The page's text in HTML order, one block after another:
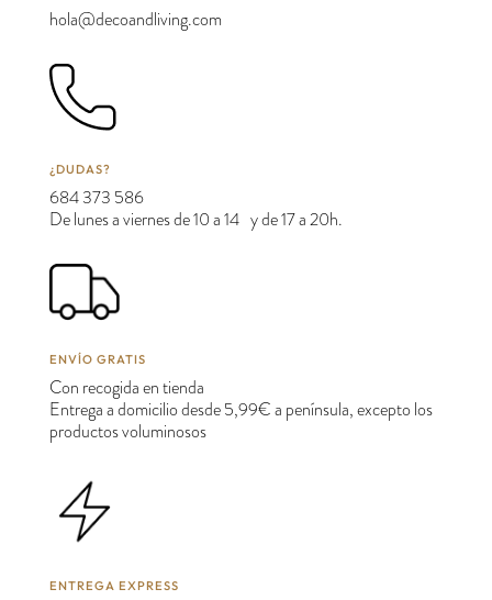
hola@decoandliving.com
¿DUDAS?
684 373 586
De lunes a viernes de 10 a 14 y de 17 a 20h.
ENVÍO GRATIS
Con recogida en tienda
Entrega a domicilio desde 5,99€ a península, excepto los
productos voluminosos
ENTREGA EXPRESS